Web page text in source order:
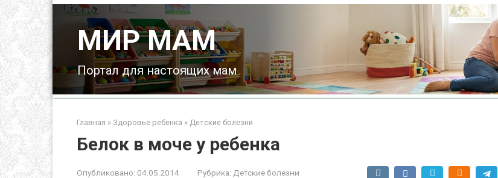
МИР МАМ
Портал для настоящих мам
Главная » Здоровье ребенка » Детские болезни
Белок в моче у ребенка
Опубликовано: 04.05.2014 Рубрика: Детские болезни